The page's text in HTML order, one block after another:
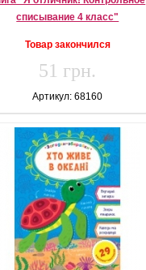
списывание 4 класс"
Товар закончился
51 грн.
Артикул: 68160